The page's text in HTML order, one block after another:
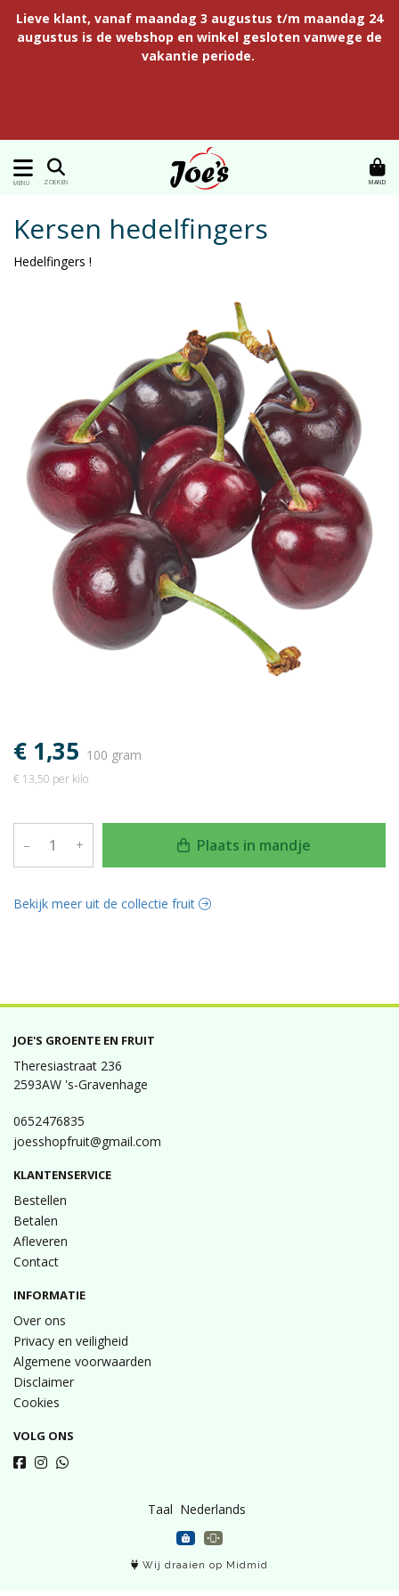
Lieve klant, vanaf maandag 3 augustus t/m maandag 24
augustus is de webshop en winkel gesloten vanwege de
vakantie periode.
MENU ZOEKEN MAND
Kersen hedelfingers
Hedelfingers !
€ 1,35 100 gram
€ 13,50 per kilo
– + Plaats in mandje
Bekijk meer uit de collectie fruit
JOE'S GROENTE EN FRUIT
Theresiastraat 236
2593AW 's-Gravenhage
0652476835
joesshopfruit@gmail.com
KLANTENSERVICE
Bestellen
Betalen
Afleveren
Contact
INFORMATIE
Over ons
Privacy en veiligheid
Algemene voorwaarden
Disclaimer
Cookies
VOLG ONS
Taal
Wij draaien op Midmid